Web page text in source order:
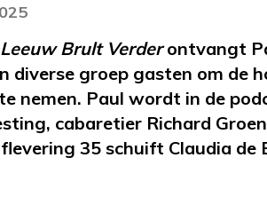
Brult Verderontvangt
diverse groep gasten om de
nemen. Paul wordt in de
cabaretier Richard
35 schuift Claudia de